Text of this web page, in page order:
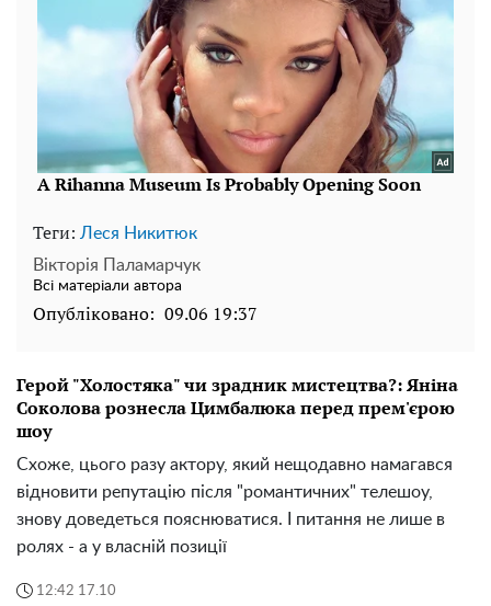
Теги: Леся Никитюк
Вікторія Паламарчук
Всі матеріали автора
Опубліковано: 09.06 19:37
Герой "Холостяка" чи зрадник мистецтва?: Яніна
Соколова рознесла Цимбалюка перед прем'єрою
шоу
Схоже, цього разу актору, який нещодавно намагався
відновити репутацію після "романтичних" телешоу,
знову доведеться пояснюватися. І питання не лише в
ролях - а у власній позиції
12:42 17.10